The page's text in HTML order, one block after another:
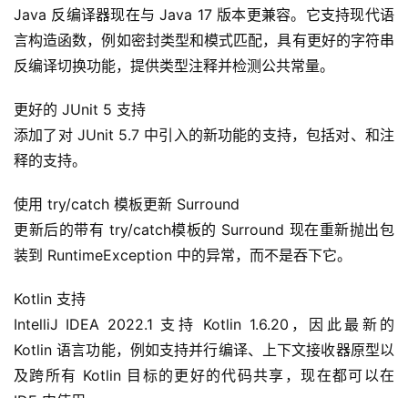
Java 反编译器现在与 Java 17 版本更兼容。它支持现代语
言构造函数，例如密封类型和模式匹配，具有更好的字符串
反编译切换功能，提供类型注释并检测公共常量。
更好的 JUnit 5 支持
添加了对 JUnit 5.7 中引入的新功能的支持，包括对、和注
释的支持。
使用 try/catch 模板更新 Surround
更新后的带有 try/catch模板的 Surround 现在重新抛出包
装到 RuntimeException 中的异常，而不是吞下它。
Kotlin 支持
IntelliJ IDEA 2022.1 支持 Kotlin 1.6.20，因此最新的
Kotlin 语言功能，例如支持并行编译、上下文接收器原型以
及跨所有 Kotlin 目标的更好的代码共享，现在都可以在